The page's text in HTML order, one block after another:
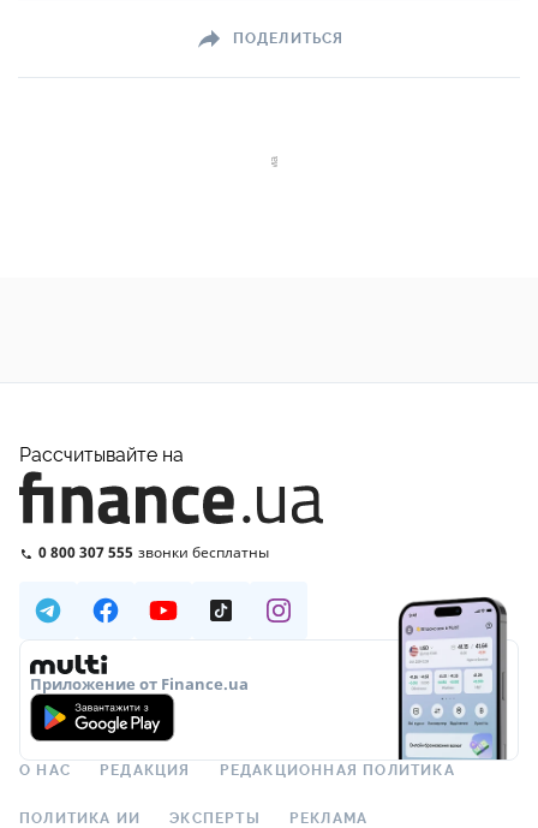
ПОДЕЛИТЬСЯ
Рассчитывайте на
0 800 307 555 звонки бесплатны
Приложение от Finance.ua
О НАС РЕДАКЦИЯ РЕДАКЦИОННАЯ ПОЛИТИКА
ПОЛИТИКА ИИ ЭКСПЕРТЫ РЕКЛАМА